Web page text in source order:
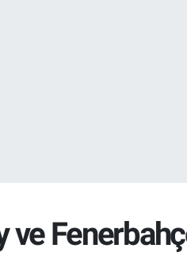
ve